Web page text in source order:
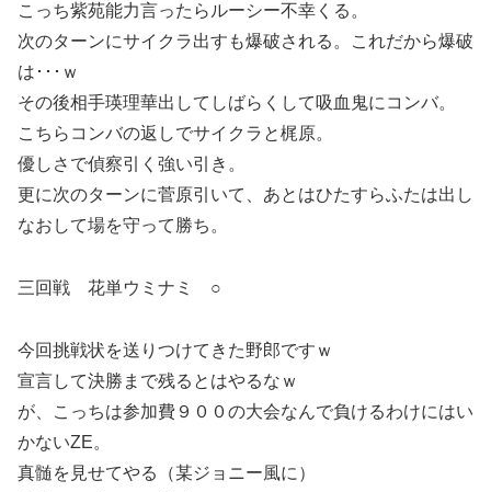
こっち紫苑能力言ったらルーシー不幸くる。
次のターンにサイクラ出すも爆破される。これだから爆破
は･･･ｗ
その後相手瑛理華出してしばらくして吸血鬼にコンバ。
こちらコンバの返しでサイクラと梶原。
優しさで偵察引く強い引き。
更に次のターンに菅原引いて、あとはひたすらふたは出し
なおして場を守って勝ち。
三回戦 花単ウミナミ ○
今回挑戦状を送りつけてきた野郎ですｗ
宣言して決勝まで残るとはやるなｗ
が、こっちは参加費９００の大会なんで負けるわけにはい
かないZE。
真髄を見せてやる（某ジョニー風に）